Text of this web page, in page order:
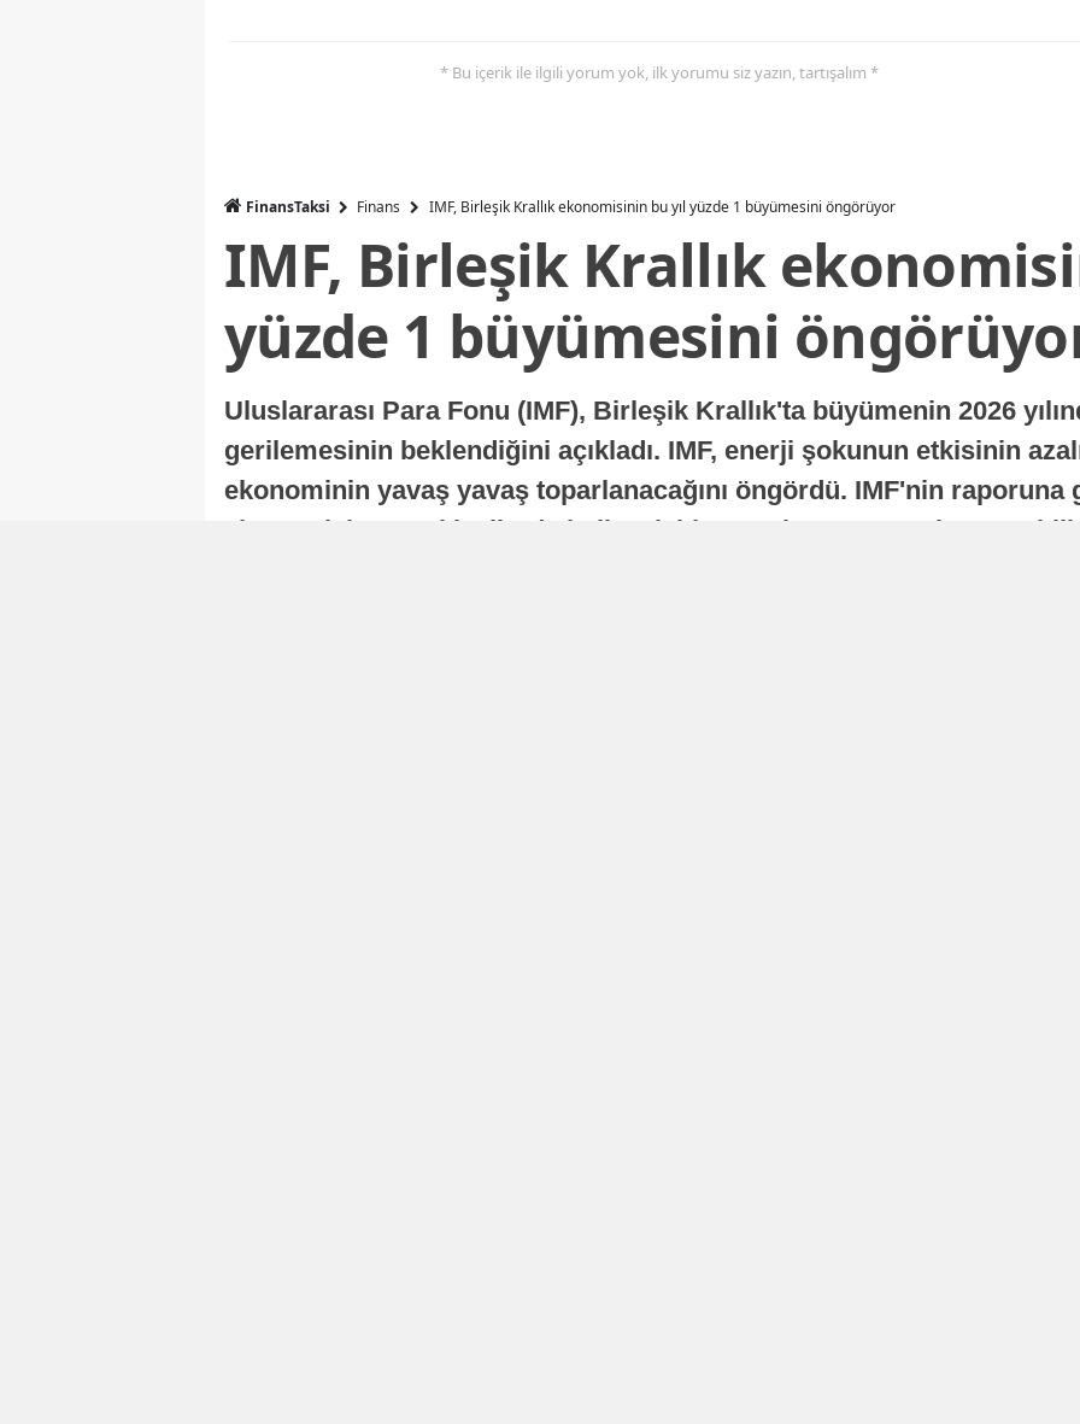
* Bu içerik ile ilgili yorum yok, ilk yorumu siz yazın, tartışalım *
FinansTaksi Finans IMF, Birleşik Krallık ekonomisinin bu yıl yüzde 1 büyümesini öngörüyor
IMF, Birleşik Krallık
yüzde 1 büyümesini
Uluslararası Para Fonu (IMF), Birleşik Krallık'ta büyümenin 2026
gerilemesinin beklendiğini açıkladı. IMF, enerji şokunun etkisinin
ekonominin yavaş yavaş toparlanacağını öngördü. IMF'nin raporuna
ekonomisi, sonraki yıllarda istikrarlı bir toparlanma süreci